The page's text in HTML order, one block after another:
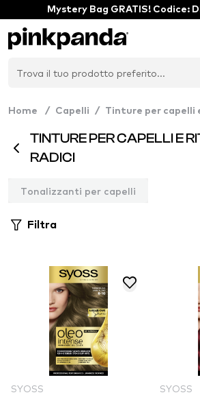
Mystery Bag GRATIS! Codice:
Home / Capelli / Tinture per capelli
TINTURE PER CAPELLI E
RADICI
Tonalizzanti per capelli
Filtra
SYOSS SYOSS